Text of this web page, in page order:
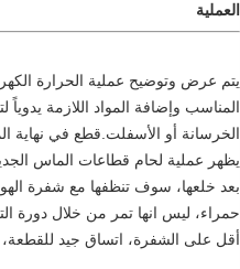
العملية
يتم عرض وتوضيح عملية الحرارة
المناسب وإضافة المواد اللازمة
الخرسانة أو الأسفلت.قطع في نهاية
يظهر عملية لحام قطاعات الماس
حمراء، ليس انها تمر من خلال دورة
أقل على الشفرة، اتساق جيد